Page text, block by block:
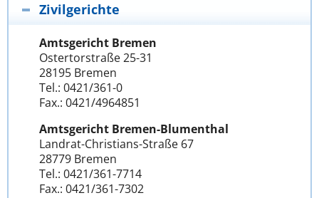
Zivilgerichte
Amtsgericht Bremen
Ostertorstraße 25-31
28195 Bremen
Tel.: 0421/361-0
Fax.: 0421/4964851
Amtsgericht Bremen-Blumenthal
Landrat-Christians-Straße 67
28779 Bremen
Tel.: 0421/361-7714
Fax.: 0421/361-7302